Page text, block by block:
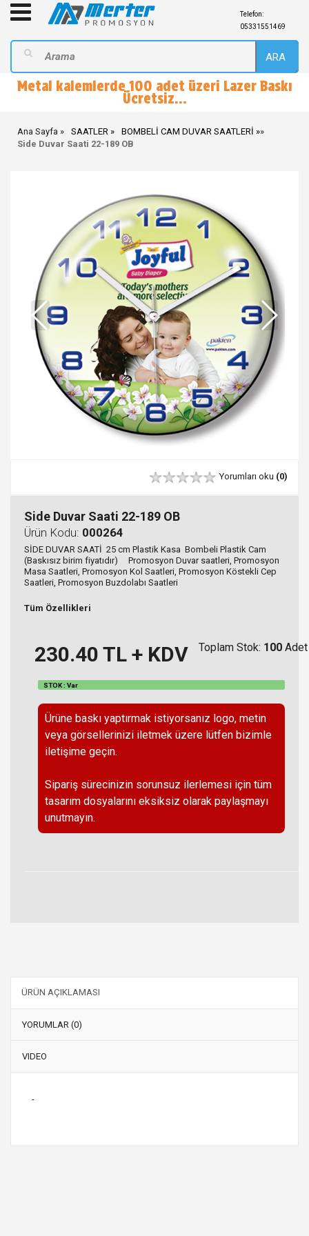
Telefon:
05331551469
ARA
Metal kalemlerde 100 adet üzeri Lazer Baskı
Ücretsiz...
Ana Sayfa SAATLER »
BOMBELİ CAM DUVAR SAATLERİ
Side Duvar Saati 22-189 OB
Yorumları oku (0)
Side Duvar Saati 22-189 OB
Ürün Kodu: 000264
SİDE DUVAR SAATİ 25 cm Plastik Kasa Bombeli Plastik Cam
(Baskısız birim fiyatıdır) Promosyon Duvar saatleri, Promosyon
Masa Saatleri, Promosyon Kol Saatleri, Promosyon Köstekli Cep
Saatleri, Promosyon Buzdolabı Saatleri
Tüm Özellikleri
230.40 TL + KDV Toplam Stok: 100 Adet
STOK : Var
Ürüne baskı yaptırmak istiyorsanız logo, metin
veya görsellerinizi iletmek üzere lütfen bizimle
iletişime geçin.
Sipariş sürecinizin sorunsuz ilerlemesi için tüm
tasarım dosyalarını eksiksiz olarak paylaşmayı
unutmayın.
ÜRÜN AÇIKLAMASI
YORUMLAR (0)
VIDEO
-